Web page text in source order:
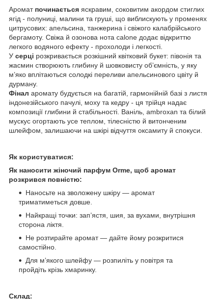
Аромат починається яскравим, соковитим акордом стиглих
ягід - полуниці, малини та груші, що виблискують у променях
цитрусових: апельсина, танжерина і свіжого калабрійського
бергамоту. Свіжа й озонова нота calone додає відкриттю
легкого водяного ефекту - прохолоди і легкості.
У серці розкривається розкішний квітковий букет: півонія та
жасмин створюють глибину й шовковисту об’ємність, у яку
м’яко вплітаються солодкі переливи апельсинового цвіту й
дурману.
Фінал аромату будується на багатій, гармонійній базі з листя
індонезійського пачулі, моху та кедру - ця трійця надає
композиції глибини й стабільності. Ваніль, ambroxan та білий
мускус огортають усе теплом, тілесністю й витонченим
шлейфом, залишаючи на шкірі відчуття оксамиту й спокуси.
Як користуватися:
Як наносити жіночий парфум Orme, щоб аромат
розкрився повністю:
Наносьте на зволожену шкіру — аромат
триматиметься довше.
Найкращі точки: зап’ястя, шия, за вухами, внутрішня
сторона ліктя.
Не розтирайте аромат — дайте йому розкритися
самостійно.
Для м’якого шлейфу — розпиліть у повітря та
пройдіть крізь хмаринку.
Склад: